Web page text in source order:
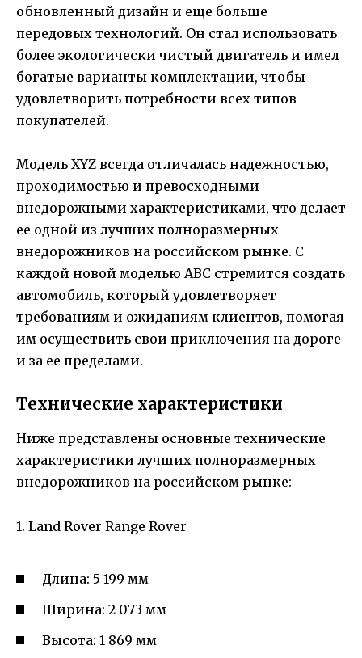
обновленный дизайн и еще больше
передовых технологий. Он стал использовать
более экологически чистый двигатель и имел
богатые варианты комплектации, чтобы
удовлетворить потребности всех типов
покупателей.
Модель XYZ всегда отличалась надежностью,
проходимостью и превосходными
внедорожными характеристиками, что делает
ее одной из лучших полноразмерных
внедорожников на российском рынке. С
каждой новой моделью ABC стремится создать
автомобиль, который удовлетворяет
требованиям и ожиданиям клиентов, помогая
им осуществить свои приключения на дороге
и за ее пределами.
Технические характеристики
Ниже представлены основные технические
характеристики лучших полноразмерных
внедорожников на российском рынке:
1. Land Rover Range Rover
Длина: 5 199 мм
Ширина: 2 073 мм
Высота: 1 869 мм